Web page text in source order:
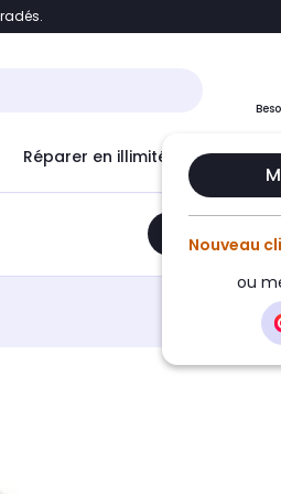
Accéder directement au
Nouveau
ou
Réparer en illimité avec Le
Ajouter au